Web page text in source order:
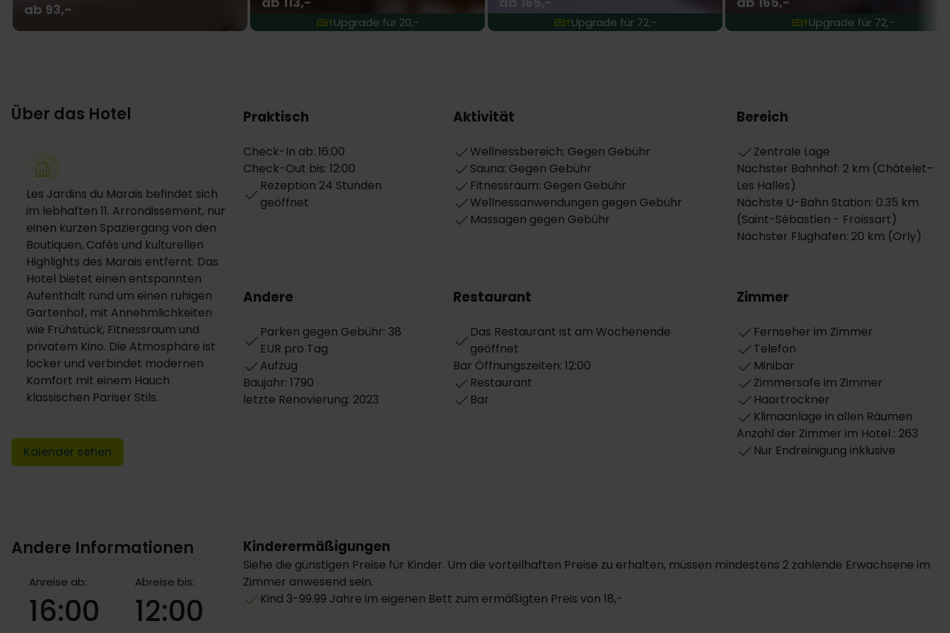
ab 93,-
Upgrade für 20,- Upgrade für 72,- Upgrade für 72,-
Über das Hotel
Les Jardins du Marais befindet sich
im lebhaften 11. Arrondissement, nur
einen kurzen Spaziergang von den
Boutiquen, Cafés und kulturellen
Highlights des Marais entfernt. Das
Hotel bietet einen entspannten
Aufenthalt rund um einen ruhigen
Gartenhof, mit Annehmlichkeiten
wie Frühstück, Fitnessraum und
privatem Kino. Die Atmosphäre ist
locker und verbindet modernen
Komfort mit einem Hauch
klassischen Pariser Stils.
Kalender sehen
Praktisch
Check-In ab: 16:00
Check-Out bis: 12:00
Rezeption 24 Stunden
geöffnet
Aktivität
Wellnessbereich: Gegen Gebühr
Sauna: Gegen Gebühr
Fitnessraum: Gegen Gebühr
Wellnessanwendungen gegen Gebühr
Massagen gegen Gebühr
Bereich
Zentrale Lage
Nächster Bahnhof: 2 km (Châtelet–
Les Halles)
Nächste U-Bahn Station: 0.35 km
(Saint-Sébastien - Froissart)
Nächster Flughafen: 20 km (Orly)
Andere
Parken gegen Gebühr: 38
EUR pro Tag
Aufzug
Baujahr: 1790
letzte Renovierung: 2023
Restaurant
Das Restaurant ist am Wochenende
geöffnet
Bar Öffnungszeiten: 12:00
Restaurant
Bar
Zimmer
Fernseher im Zimmer
Telefon
Minibar
Zimmersafe im Zimmer
Haartrockner
Klimaanlage in allen Räumen
Anzahl der Zimmer im Hotel : 263
Nur Endreinigung inklusive
Andere Informationen
Anreise ab:
16:00
Abreise bis:
12:00
Kinderermäßigungen
Siehe die günstigen Preise für Kinder. Um die vorteilhaften Preise zu erhalten, müssen mindestens 2 zahlende Erwachsene im
Zimmer anwesend sein.
Kind 3-99.99 Jahre im eigenen Bett zum ermäßigten Preis von 18,-